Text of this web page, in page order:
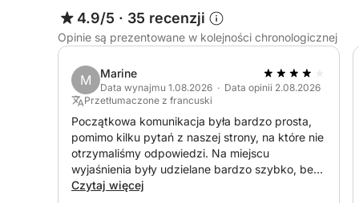
4.9/5 · 35 recenzji
Opinie są prezentowane w kolejności chronologicznej
M Marine
Data wynajmu 1.08.2026 · Data opinii 2.08.2026
Przetłumaczone z francuski
Początkowa komunikacja była bardzo prosta,
pomimo kilku pytań z naszej strony, na które nie
otrzymaliśmy odpowiedzi. Na miejscu
wyjaśnienia były udzielane bardzo szybko, bez
czasu na zapoznanie się z sytuacją lub pytania.
Czytaj więcej